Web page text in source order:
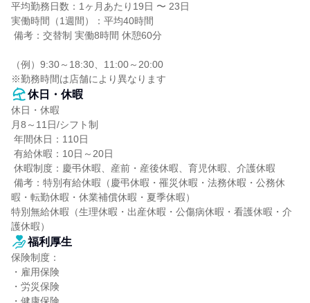
平均勤務日数：1ヶ月あたり19日 〜 23日
実働時間（1週間）：平均40時間
（例）9:30～18:30、11:00～20:00
※勤務時間は店舗により異なります
休日・休暇
休日・休暇
月8～11日/シフト制
暇・転勤休暇・休業補償休暇・夏季休暇）
特別無給休暇（生理休暇・出産休暇・公傷病休暇・看護休暇・介
護休暇）
福利厚生
保険制度：
・雇用保険
・労災保険